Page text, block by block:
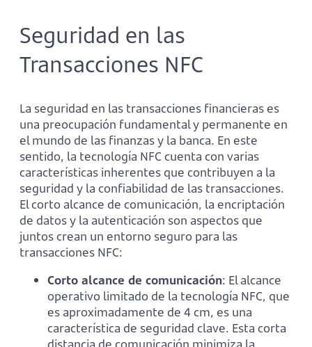
Seguridad en las
Transacciones NFC
La seguridad en las transacciones financieras es
una preocupación fundamental y permanente en
el mundo de las finanzas y la banca. En este
sentido, la tecnología NFC cuenta con varias
características inherentes que contribuyen a la
seguridad y la confiabilidad de las transacciones.
El corto alcance de comunicación, la encriptación
de datos y la autenticación son aspectos que
juntos crean un entorno seguro para las
transacciones NFC:
Corto alcance de comunicación: El alcance
operativo limitado de la tecnología NFC, que
es aproximadamente de 4 cm, es una
característica de seguridad clave. Esta corta